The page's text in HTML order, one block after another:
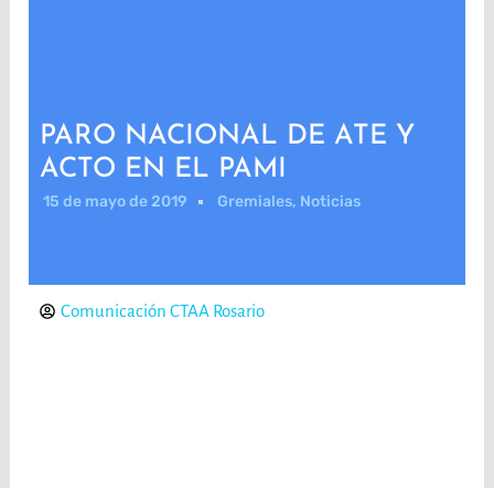
PARO NACIONAL DE ATE Y
ACTO EN EL PAMI
15 de mayo de 2019 Gremiales, Noticias
Comunicación CTAA Rosario